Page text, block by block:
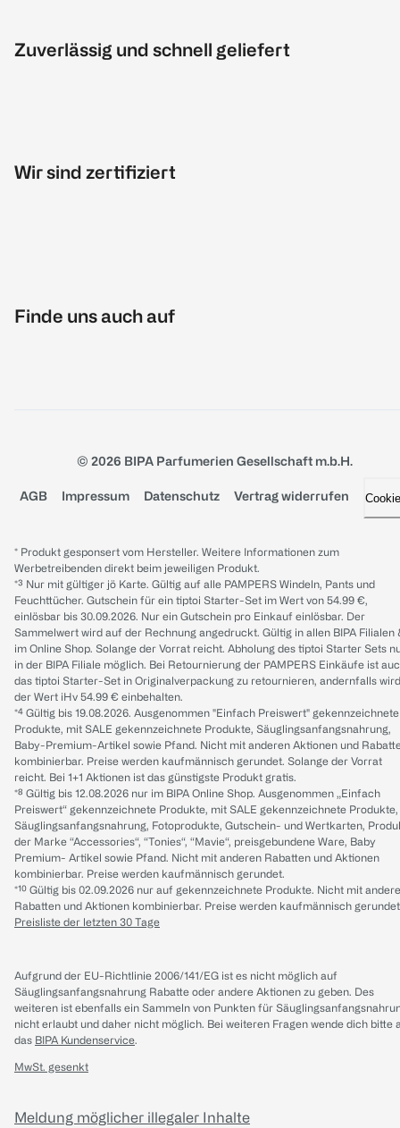
Zuverlässig und schnell geliefert
Wir sind zertifiziert
Finde uns auch auf
© 2026 BIPA Parfumerien Gesellschaft m.b.H.
AGB Impressum Datenschutz Vertrag widerrufen
* Produkt gesponsert vom Hersteller. Weitere Informationen zum
Werbetreibenden direkt beim jeweiligen Produkt.
*³ Nur mit gültiger jö Karte. Gültig auf alle PAMPERS Windeln, Pants und
Feuchttücher. Gutschein für ein tiptoi Starter-Set im Wert von 54.99 €,
einlösbar bis 30.09.2026. Nur ein Gutschein pro Einkauf einlösbar. Der
Sammelwert wird auf der Rechnung angedruckt. Gültig in allen BIPA Filialen
im Online Shop. Solange der Vorrat reicht. Abholung des tiptoi Starter Sets
in der BIPA Filiale möglich. Bei Retournierung der PAMPERS Einkäufe ist
das tiptoi Starter-Set in Originalverpackung zu retournieren, andernfalls wird
der Wert iHv 54.99 € einbehalten.
*⁴ Gültig bis 19.08.2026. Ausgenommen "Einfach Preiswert" gekennzeichnete
Produkte, mit SALE gekennzeichnete Produkte, Säuglingsanfangsnahrung,
Baby-Premium-Artikel sowie Pfand. Nicht mit anderen Aktionen und
kombinierbar. Preise werden kaufmännisch gerundet. Solange der Vorrat
reicht. Bei 1+1 Aktionen ist das günstigste Produkt gratis.
*⁸ Gültig bis 12.08.2026 nur im BIPA Online Shop. Ausgenommen „Einfach
Preiswert“ gekennzeichnete Produkte, mit SALE gekennzeichnete Produkte,
Säuglingsanfangsnahrung, Fotoprodukte, Gutschein- und Wertkarten,
der Marke “Accessories“, “Tonies“, “Mavie“, preisgebundene Ware, Baby
Premium- Artikel sowie Pfand. Nicht mit anderen Rabatten und Aktionen
kombinierbar. Preise werden kaufmännisch gerundet.
*¹⁰ Gültig bis 02.09.2026 nur auf gekennzeichnete Produkte. Nicht mit
Rabatten und Aktionen kombinierbar. Preise werden kaufmännisch
Preisliste der letzten 30 Tage
Aufgrund der EU-Richtlinie 2006/141/EG ist es nicht möglich auf
Säuglingsanfangsnahrung Rabatte oder andere Aktionen zu geben. Des
weiteren ist ebenfalls ein Sammeln von Punkten für
nicht erlaubt und daher nicht möglich. Bei weiteren Fragen wende dich bitte
das BIPA Kundenservice.
MwSt. gesenkt
Meldung möglicher illegaler Inhalte